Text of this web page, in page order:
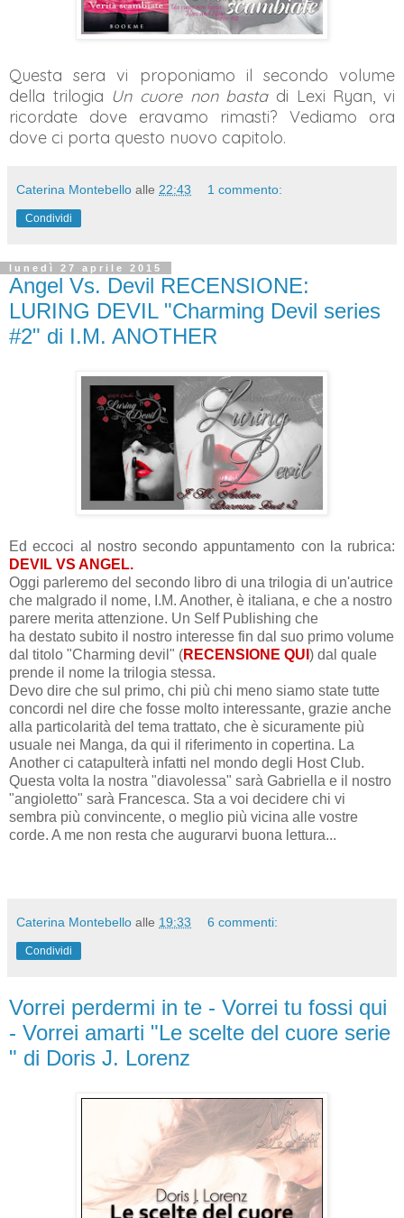
Questa sera vi proponiamo il secondo volume
della trilogia Un cuore non bastadi Lexi Ryan, vi
ricordate dove eravamo rimasti? Vediamo ora
dove ci porta questo nuovo capitolo.
Caterina Montebello alle 22:43 1 commento:
Condividi
lunedì 27 aprile 2015
Angel Vs. Devil RECENSIONE:
LURING DEVIL "Charming Devil series
#2" di I.M. ANOTHER
Ed eccoci al nostro secondo appuntamento con la rubrica:
DEVIL VS ANGEL.
Oggi parleremo del secondo libro di una trilogia di un'autrice
che malgrado il nome, I.M. Another, è italiana, e che a nostro
parere merita attenzione. Un Self Publishing che
ha destato subito il nostro interesse fin dal suo primo volume
dal titolo "Charming devil" (RECENSIONE QUI ) dal quale
prende il nome la trilogia stessa.
Devo dire che sul primo, chi più chi meno siamo state tutte
concordi nel dire che fosse molto interessante, grazie anche
alla particolarità del tema trattato, che è sicuramente più
usuale nei Manga, da qui il riferimento in copertina. La
Another ci catapulterà infatti nel mondo degli Host Club.
Questa volta l a nostra "diavolessa" sarà Gabriella e il nostro
"angioletto" sarà Francesca. Sta a voi decidere chi vi
sembra più convincente, o meglio più vicina alle vostre
corde. A me non resta che augurarvi buona lettura...
Caterina Montebello alle 19:33 6 commenti:
Condividi
Vorrei perdermi in te - Vorrei tu fossi qui
- Vorrei amarti "Le scelte del cuore serie
" di Doris J. Lorenz